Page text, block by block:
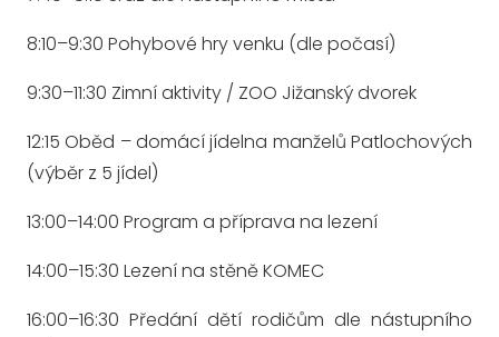
8:10–9:30 Pohybové hry venku (dle počasí)
9:30–11:30 Zimní aktivity / ZOO Jižanský dvorek
12:15 Oběd – domácí jídelna manželů Patlochových
(výběr z 5 jídel)
13:00–14:00 Program a příprava na lezení
14:00–15:30 Lezení na stěně KOMEC
16:00–16:30 Předání dětí rodičům dle nástupního